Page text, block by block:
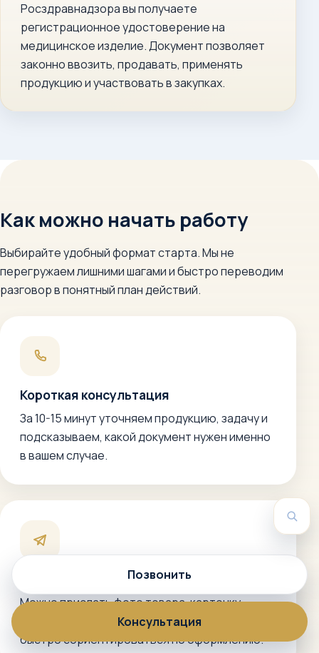
Росздравнадзора вы получаете
регистрационное удостоверение на
медицинское изделие. Документ позволяет
законно ввозить, продавать, применять
продукцию и участвовать в закупках.
Как можно начать работу
Выбирайте удобный формат старта. Мы не
перегружаем лишними шагами и быстро переводим
разговор в понятный план действий.
Короткая консультация
За 10-15 минут уточняем продукцию, задачу и
подсказываем, какой документ нужен именно
в вашем случае.
Связь в мессенджере
Можно прислать фото товара, карточку
маркетплейса, состав или описание, чтобы
быстро сориентироваться по оформлению.
Позвонить
Консультация